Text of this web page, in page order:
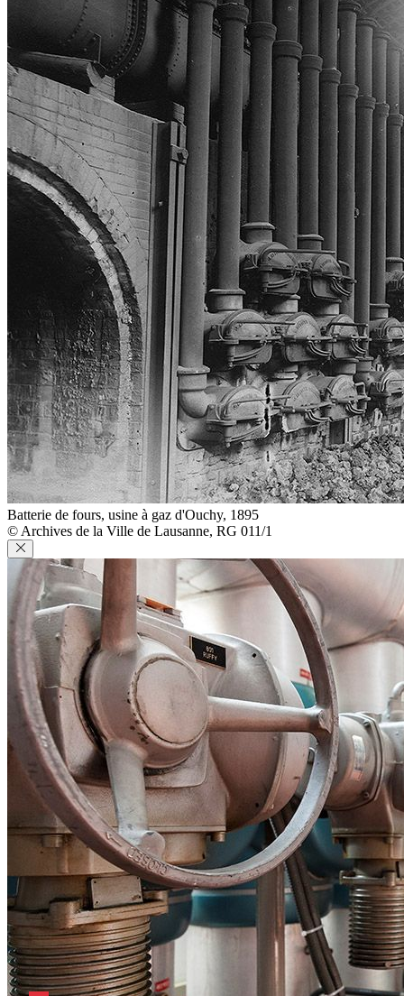
Batterie de fours, usine à gaz d'Ouchy, 1895
© Archives de la Ville de Lausanne, RG 011/1